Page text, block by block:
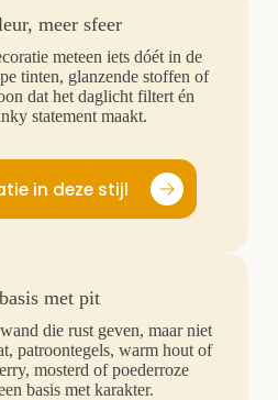
meer sfeer
meteen iets dóét in de
tinten, glanzende stoffen of
dat het daglicht filtert én
statement maakt.
in deze stijl
met pit
die rust geven, maar niet
patroontegels, warm hout of
mosterd of poederroze
basis met karakter.